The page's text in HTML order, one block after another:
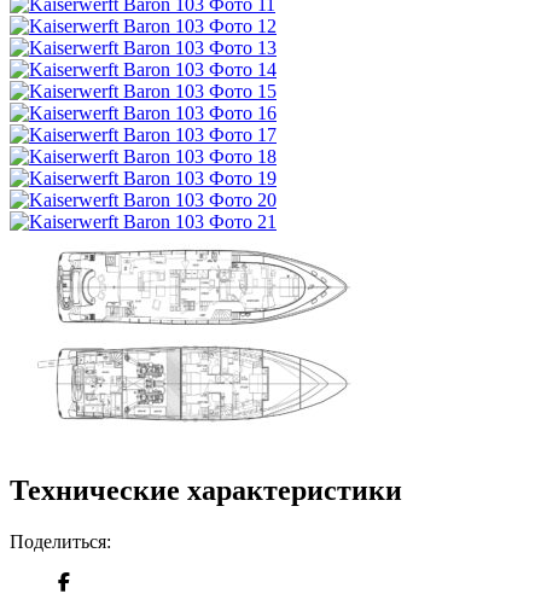
Технические характеристики
Поделиться: